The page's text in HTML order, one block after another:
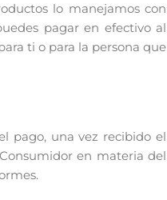
lo manejamos con
pagar en efectivo al
ti o para la persona que
pago, una vez recibido el
en materia del